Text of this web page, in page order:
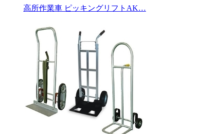
高所作業車 ピッキングリフトAK…